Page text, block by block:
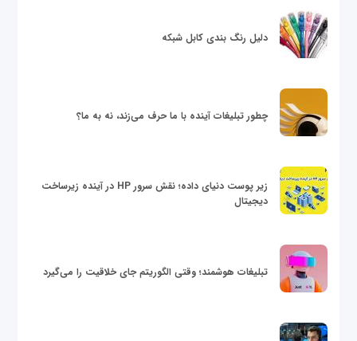
دلیل رنگ بندی کابل شبکه
چطور تبلیغات آینده با ما حرف می‌زند، نه به ما؟
زیر پوست دنیای داده؛ نقش سرور HP در آینده زیرساخت
دیجیتال
تبلیغات هوشمند؛ وقتی الگوریتم جای خلاقیت را می‌گیرد